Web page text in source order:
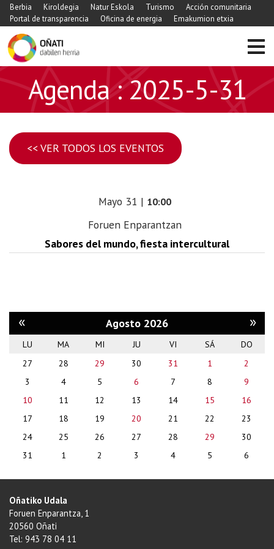
Berbia Kiroldegia Natur Eskola Turismo
Acción comunitaria
Portal de transparencia
Oficina de energia Emakumion etxia
Agenda : 2025-5-31
<< VER TODOS LOS EVENTOS
Mayo 31 | 10:00
Foruen Enparantzan
Sabores del mundo, fiesta intercultural
« Agosto 2026 »
month-
LU MA MI JU VI SÁ
DO
27
28 29 30 31 1
2
3
4 5 6 7 8
9
10
11 12 13 14 15
16
17
18 19 20 21 22
23
24
25 26 27 28 29
30
31
1 2 3 4 5 6
Oñatiko Udala
Foruen Enparantza, 1
20560 Oñati
Tel: 943 78 04 11